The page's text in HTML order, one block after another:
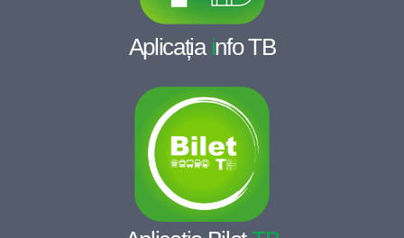
Aplicația info TB